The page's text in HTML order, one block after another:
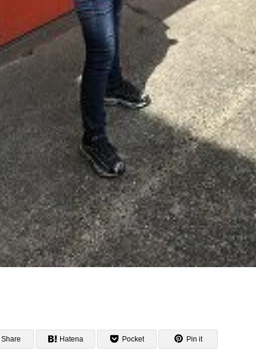
Share Hatena Pocket Pin it